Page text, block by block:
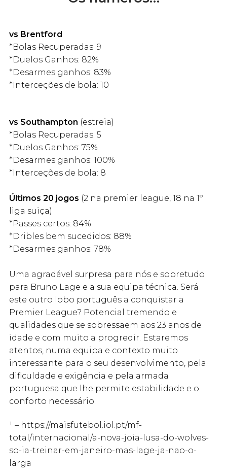
vs Brentford
*Bolas Recuperadas: 9
*Duelos Ganhos: 82%
*Desarmes ganhos: 83%
*Interceções de bola: 10
vs Southampton (estreia)
*Bolas Recuperadas: 5
*Duelos Ganhos: 75%
*Desarmes ganhos: 100%
*Interceções de bola: 8
Últimos 20 jogos (2 na premier league, 18 na 1º
liga suiça)
*Passes certos: 84%
*Dribles bem sucedidos: 88%
*Desarmes ganhos: 78%
Uma agradável surpresa para nós e sobretudo
para Bruno Lage e a sua equipa técnica. Será
este outro lobo português a conquistar a
Premier League? Potencial tremendo e
qualidades que se sobressaem aos 23 anos de
idade e com muito a progredir. Estaremos
atentos, numa equipa e contexto muito
interessante para o seu desenvolvimento, pela
dificuldade e exigência e pela armada
portuguesa que lhe permite estabilidade e o
conforto necessário.
¹ – https://maisfutebol.iol.pt/mf-
total/internacional/a-nova-joia-lusa-do-wolves-
so-ia-treinar-em-janeiro-mas-lage-ja-nao-o-
larga